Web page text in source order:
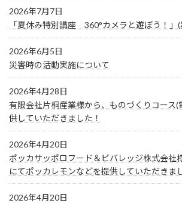
2026年7月7日
「夏休み特別講座 360°カメラと遊ぼう！」(
2026年6月5日
災害時の活動実施について
2026年4月28日
有限会社片桐産業様から、ものづくりコース(
供していただきました！
2026年4月20日
ポッカサッポロフード＆ビバレッジ株式会社
にてポッカレモンなどを提供していただきま
2026年4月20日